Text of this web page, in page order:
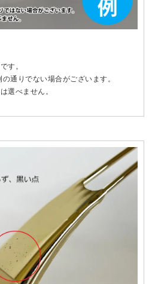
す。
通りでない場合がございます。
選べません。